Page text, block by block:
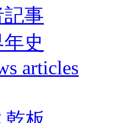
事
史
articles